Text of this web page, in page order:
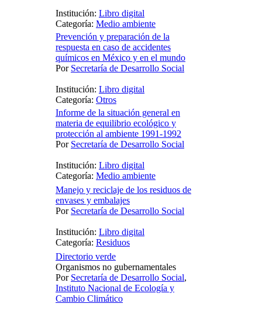
Institución: Libro digital
Categoría: Medio ambiente
Prevención y preparación de la
respuesta en caso de accidentes
químicos en México y en el mundo
Por Secretaría de Desarrollo Social
Institución: Libro digital
Categoría: Otros
Informe de la situación general en
materia de equilibrio ecológico y
protección al ambiente 1991-1992
Por Secretaría de Desarrollo Social
Institución: Libro digital
Categoría: Medio ambiente
Manejo y reciclaje de los residuos de
envases y embalajes
Por Secretaría de Desarrollo Social
Institución: Libro digital
Categoría: Residuos
Directorio verde
Organismos no gubernamentales
Por Secretaría de Desarrollo Social,
Instituto Nacional de Ecología y
Cambio Climático